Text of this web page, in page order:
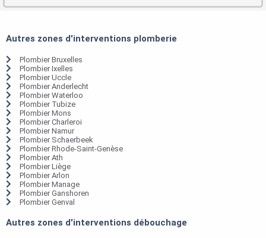
Autres zones d'interventions plomberie
Plombier Bruxelles
Plombier Ixelles
Plombier Uccle
Plombier Anderlecht
Plombier Waterloo
Plombier Tubize
Plombier Mons
Plombier Charleroi
Plombier Namur
Plombier Schaerbeek
Plombier Rhode-Saint-Genèse
Plombier Ath
Plombier Liège
Plombier Arlon
Plombier Manage
Plombier Ganshoren
Plombier Genval
Autres zones d'interventions débouchage